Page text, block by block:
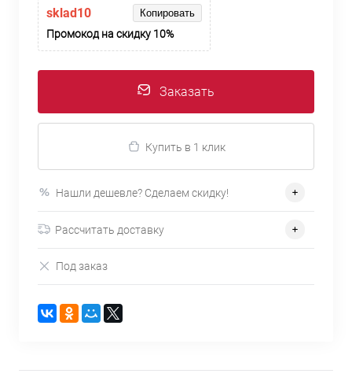
sklad10 Копировать
Промокод на скидку 10%
Заказать
Купить в 1 клик
Нашли дешевле? Сделаем скидку!
Рассчитать доставку
Под заказ